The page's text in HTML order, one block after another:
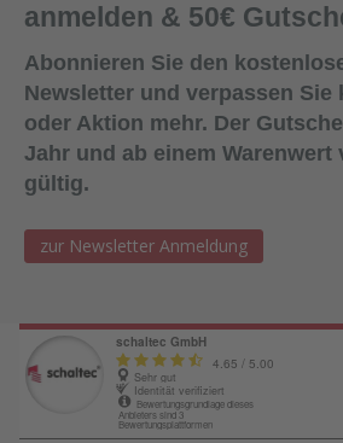
anmelden & 50€
Abonnieren Sie den
Newsletter und verpassen Sie
oder Aktion mehr. Der
Jahr und ab einem Warenwert
gültig.
zur Newsletter Anmeldung